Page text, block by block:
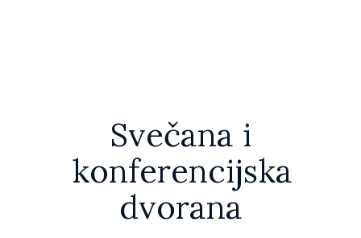
Svečana i
konferencijska
dvorana